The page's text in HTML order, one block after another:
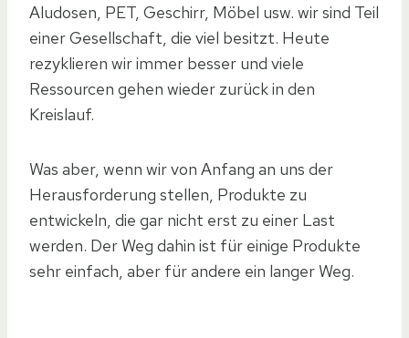
Aludosen, PET, Geschirr, Möbel usw. wir sind Teil
einer Gesellschaft, die viel besitzt. Heute
rezyklieren wir immer besser und viele
Ressourcen gehen wieder zurück in den
Kreislauf.
Was aber, wenn wir von Anfang an uns der
Herausforderung stellen, Produkte zu
entwickeln, die gar nicht erst zu einer Last
werden. Der Weg dahin ist für einige Produkte
sehr einfach, aber für andere ein langer Weg.